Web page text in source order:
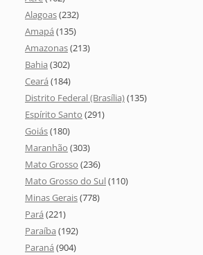
Alagoas(232)
Amapá (135)
Amazonas(213)
Bahia (302)
Ceará (184)
Distrito Federal (Brasília)(135)
Espírito Santo (291)
Goiás(180)
Maranhão (303)
Mato Grosso (236)
Mato Grosso do Sul(110)
Minas Gerais(778)
Pará (221)
Paraíba (192)
Paraná (904)